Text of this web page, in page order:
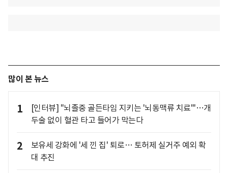
많이 본 뉴스
1
[인터뷰] "뇌졸중 골든타임 지키는 '뇌동맥류 치료'"…개
두술 없이 혈관 타고 들어가 막는다
2
보유세 강화에 '세 낀 집' 퇴로… 토허제 실거주 예외 확
대 추진